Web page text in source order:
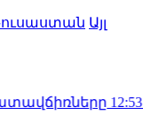
Այլ
12:53